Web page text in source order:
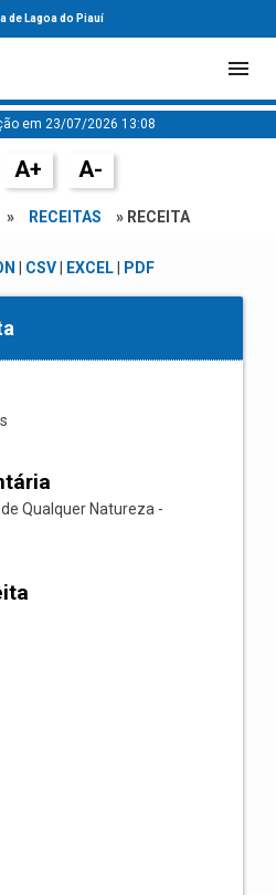
de Lagoa do Piauí
em 23/07/2026 13:08
A+ A-
» RECEITAS » RECEITA
CSV| EXCEL| PDF
Qualquer Natureza -